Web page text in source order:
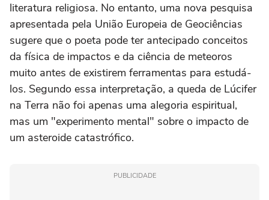
literatura religiosa. No entanto, uma nova pesquisa
apresentada pela União Europeia de Geociências
sugere que o poeta pode ter antecipado conceitos
da física de impactos e da ciência de meteoros
muito antes de existirem ferramentas para estudá-
los. Segundo essa interpretação, a queda de Lúcifer
na Terra não foi apenas uma alegoria espiritual,
mas um "experimento mental" sobre o impacto de
um asteroide catastrófico.
PUBLICIDADE